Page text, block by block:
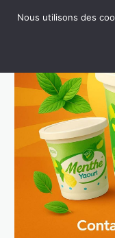
Nous utilisons des